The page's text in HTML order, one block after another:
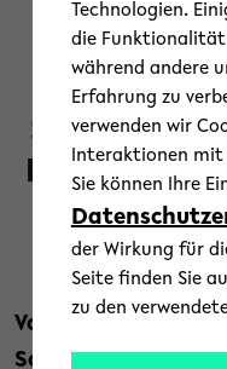
Text:
Vom 12. bis 16.
Schüler*innen von
Technologien.
die Funktionalität
während andere
Erfahrung zu
verwenden wir
Interaktionen mit
Sie können Ihre
der Wirkung für
Seite finden Sie
zu den